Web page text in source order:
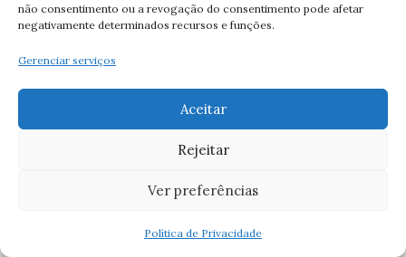
não consentimento ou a revogação do consentimento pode afetar
negativamente determinados recursos e funções.
Gerenciar serviços
Aceitar
Rejeitar
Ver preferências
Política de Privacidade
Nossa Senhora(51)
Nossa Senhora da Boa Viagem(2)
Nossa Senhora da Cabeça(1)
Nossa Senhora da Conceição(3)
Nossa senhora da Consolação
(1)